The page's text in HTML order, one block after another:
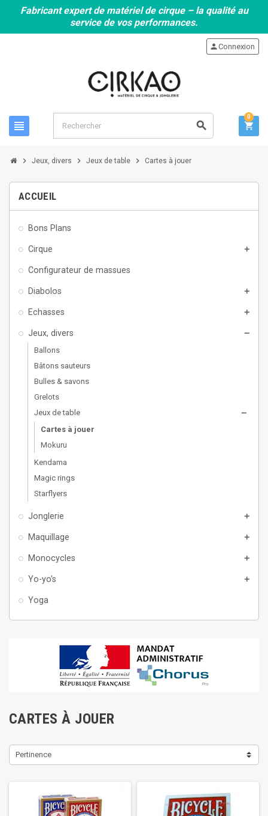
Fabricant expert de matériel de cirque – la qualité au
service de vos performances.
view_headline search
personConnexion
shopping_cart
0
chevron_right Jeux, divers chevron_right Jeux de table chevron_right Cartes à jouer
ACCUEIL
Bons Plans
Cirque add
Configurateur de massues
Diabolos add
Echasses add
Jeux, divers remove
Ballons
Bâtons sauteurs
Bulles & savons
Grelots
Jeux de table
remove
Cartes à jouer
Mokuru
Kendama
Magic rings
Starflyers
Jonglerie add
Maquillage add
Monocycles add
Yo-yo's add
Yoga
CARTES À JOUER
Pertinence